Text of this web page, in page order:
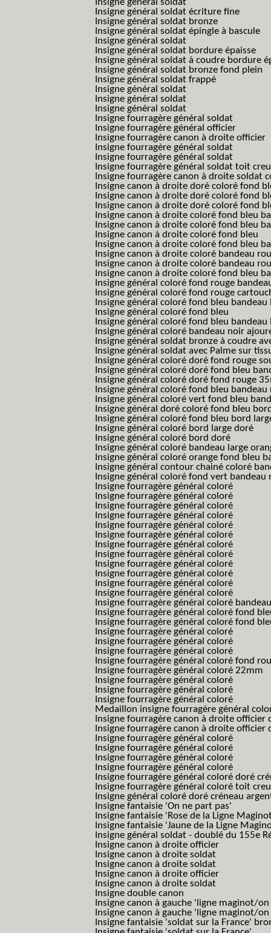
Insigne général soldat
Insigne général soldat écriture fine
Insigne général soldat bronze
Insigne général soldat épingle à bascule
Insigne général soldat
Insigne général soldat bordure épaisse
Insigne général soldat à coudre bordure
Insigne général soldat bronze fond plein
Insigne général soldat frappé
Insigne général soldat
Insigne général soldat
Insigne général soldat
Insigne fourragère général soldat
Insigne fourragère général officier
Insigne fourragère canon à droite officier
Insigne fourragère général soldat
Insigne fourragère général soldat
Insigne fourragère général soldat toit
Insigne fourragère canon à droite soldat
Insigne canon à droite doré coloré fond
Insigne canon à droite doré coloré fond
Insigne canon à droite doré coloré fond
Insigne canon à droite coloré fond bleu
Insigne canon à droite coloré fond bleu
Insigne canon à droite coloré fond bleu
Insigne canon à droite coloré fond bleu
Insigne canon à droite coloré bandeau
Insigne canon à droite coloré bandeau
Insigne canon à droite coloré fond bleu
Insigne général coloré fond rouge
Insigne général coloré fond rouge
Insigne général coloré fond bleu bandeau
Insigne général coloré fond bleu
Insigne général coloré fond bleu bandeau
Insigne général coloré bandeau noir
Insigne général soldat bronze à coudre
Insigne général soldat avec Palme sur
Insigne général coloré doré fond rouge
Insigne général coloré doré fond bleu
Insigne général coloré doré fond rouge
Insigne général coloré fond bleu
Insigne général coloré vert fond bleu
Insigne général doré coloré fond bleu
Insigne général coloré fond bleu bord
Insigne général coloré bord large doré
Insigne général coloré bord doré
Insigne général coloré bandeau large
Insigne général coloré orange fond bleu
Insigne général contour chainé coloré
Insigne général coloré fond vert bandeau
Insigne fourragère général coloré
Insigne fourragère général coloré
Insigne fourragère général coloré
Insigne fourragère général coloré
Insigne fourragère général coloré
Insigne fourragère général coloré
Insigne fourragère général coloré
Insigne fourragère général coloré
Insigne fourragère général coloré
Insigne fourragère général coloré
Insigne fourragère général coloré
Insigne fourragère général coloré
Insigne fourragère général coloré
Insigne fourragère général coloré fond
Insigne fourragère général coloré fond
Insigne fourragère général coloré
Insigne fourragère général coloré
Insigne fourragère général coloré
Insigne fourragère général coloré fond
Insigne fourragère général coloré 22mm
Insigne fourragère général coloré
Insigne fourragère général coloré
Insigne fourragère général coloré
Medaillon insigne fourragère général
Insigne fourragère canon à droite
Insigne fourragère canon à droite
Insigne fourragère général coloré
Insigne fourragère général coloré
Insigne fourragère général coloré
Insigne fourragère général coloré
Insigne fourragère général coloré doré
Insigne fourragère général coloré toit
Insigne général coloré doré créneau
Insigne fantaisie 'On ne part pas'
Insigne fantaisie 'Rose de la Ligne
Insigne fantaisie 'Jaune de la Ligne
Insigne général soldat - doublé du 155e
Insigne canon à droite officier
Insigne canon à droite soldat
Insigne canon à droite soldat
Insigne canon à droite officier
Insigne canon à droite soldat
Insigne double canon
Insigne canon à gauche 'ligne maginot/
Insigne canon à gauche 'ligne maginot/
Insigne fantaisie 'soldat sur la France'